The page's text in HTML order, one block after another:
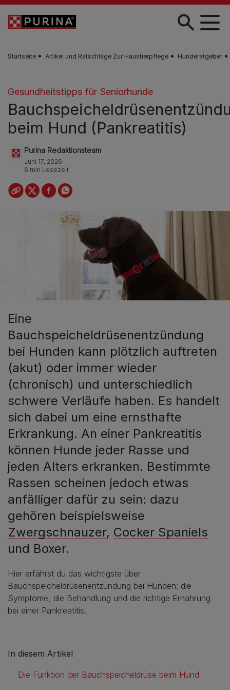
Skip to main content
Startseite Artikel und Ratschläge Zur Haustierpflege Hunderatgeber
Gesundheitstipps für Seniorhunde
beim Hund (Pankreatitis)
Purina Redaktionsteam
Juni 17, 2026
6 min Lesezeit
Eine
Bauchspeicheldrüsenentzündung
bei Hunden kann plötzlich auftreten
(akut) oder immer wieder
(chronisch) und unterschiedlich
schwere Verläufe haben. Es handelt
sich dabei um eine ernsthafte
Erkrankung. An einer Pankreatitis
können Hunde jeder Rasse und
jeden Alters erkranken. Bestimmte
Rassen scheinen jedoch etwas
anfälliger dafür zu sein: dazu
gehören beispielsweise
Zwergschnauzer, Cocker Spaniels
und Boxer.
Hier erfährst du das wichtigste über
Bauchspeicheldrüsenentzündung bei Hunden: die
Symptome, die Behandlung und die richtige Ernährung
bei einer Pankreatitis.
In diesem Artikel
Die Funktion der Bauchspeicheldrüse beim Hund